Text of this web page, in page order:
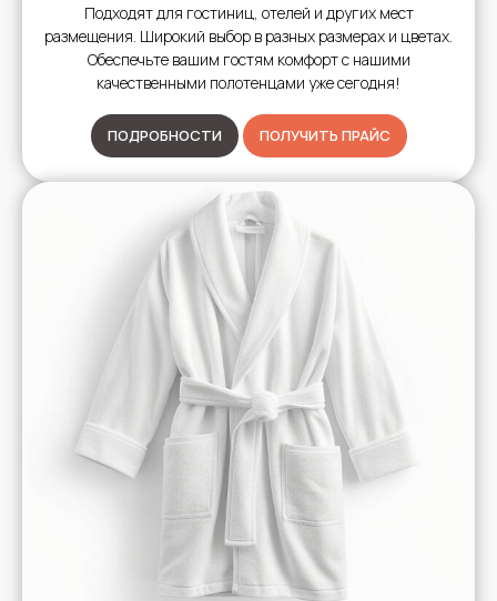
Подходят для гостиниц, отелей и других мест
размещения. Широкий выбор в разных размерах и цветах.
Обеспечьте вашим гостям комфорт с нашими
качественными полотенцами уже сегодня!
ПОДРОБНОСТИ ПОЛУЧИТЬ ПРАЙС